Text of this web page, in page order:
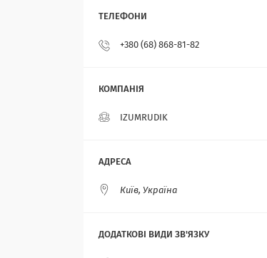
+380 (68) 868-81-82
IZUMRUDIK
Київ, Україна